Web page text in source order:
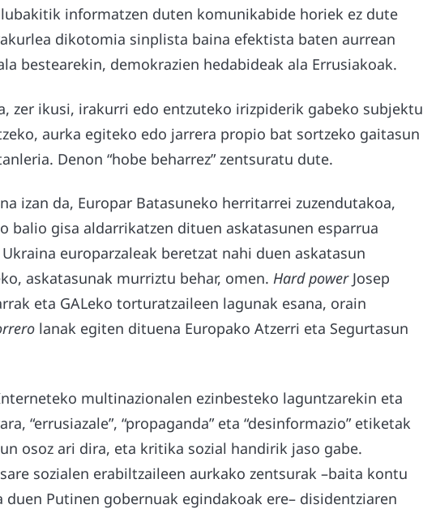
informatzen duten komunikabide horiek ez dute
dikotomia sinplista baina efektista baten aurrean
bestearekin, demokrazien hedabideak ala Errusiakoak.
zer ikusi, irakurri edo entzuteko irizpiderik gabeko subjektu
aurka egiteko edo jarrera propio bat sortzeko gaitasun
Denon “hobe beharrez” zentsuratu dute.
izan da, Europar Batasuneko herritarrei zuzendutakoa,
balio gisa aldarrikatzen dituen askatasunen esparrua
europarzaleak beretzat nahi duen askatasun
askatasunak murriztu behar, omen. Hard powerJosep
eta GALeko torturatzaileen lagunak esana, orain
lanak egiten dituena Europako Atzerri eta Segurtasun
multinazionalen ezinbesteko laguntzarekin eta
“errusiazale”, “propaganda” eta “desinformazio” etiketak
osoz ari dira, eta kritika sozial handirik jaso gabe.
sozialen erabiltzaileen aurkako zentsurak –baita kontu
Putinen gobernuak egindakoak ere– disidentziaren